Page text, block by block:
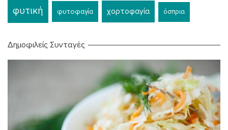
φυτική φυτοφαγία χορτοφαγία όσπρια
Δημοφιλείς Συνταγές